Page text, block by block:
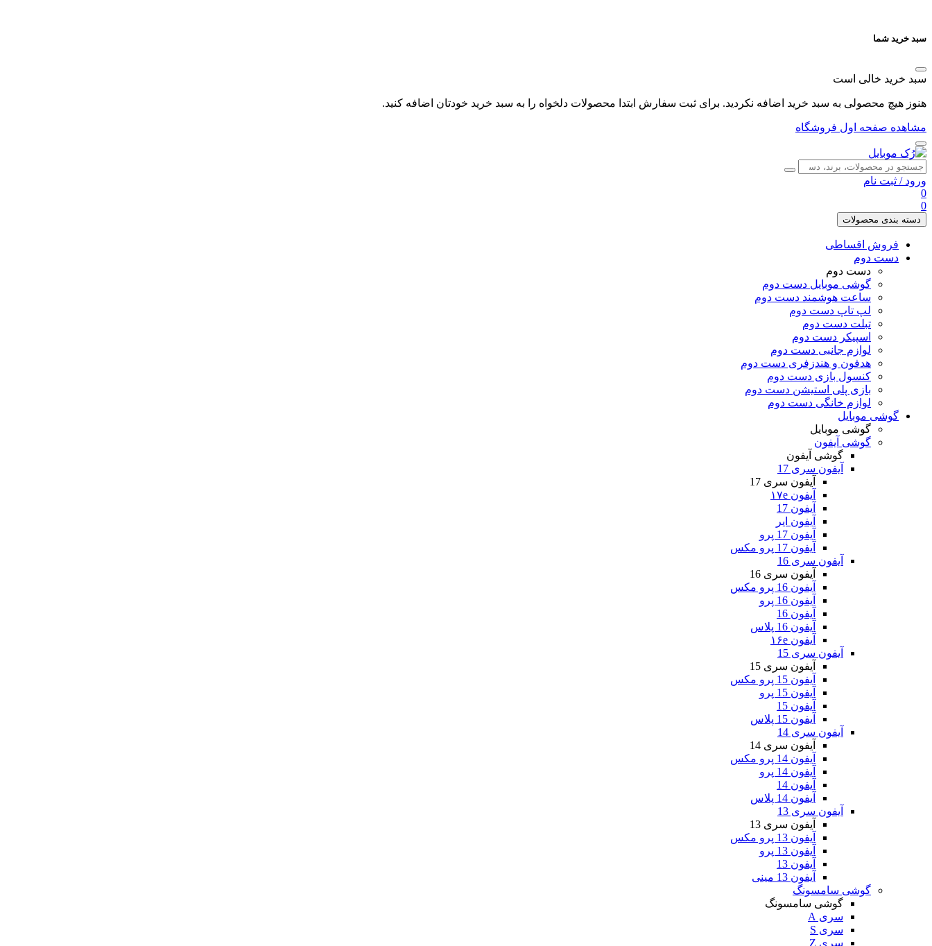
سبد خرید شما
سبد خرید خالی است
هنوز هیچ محصولی به سبد خرید اضافه نکردید. برای ثبت سفارش ابتدا محصولات دلخواه را به سبد خرید خودتان اضافه کنید.
مشاهده صفحه اول فروشگاه
ورود / ثبت نام
0
0
دسته بندی محصولات
فروش اقساطی
دست دوم
دست دوم
گوشی موبایل دست دوم
ساعت هوشمند دست دوم
لپ تاپ دست دوم
تبلت دست دوم
اسپیکر دست دوم
لوازم جانبی دست دوم
هدفون و هندزفری دست دوم
کنسول بازی دست دوم
بازی پلی استیشن دست دوم
لوازم خانگی دست دوم
گوشی موبایل
گوشی موبایل
گوشی آیفون
گوشی آیفون
آیفون سری 17
آیفون سری 17
آیفون ۱۷e
آیفون 17
آیفون ایر
آیفون 17 پرو
آیفون 17 پرو مکس
آیفون سری 16
آیفون سری 16
آیفون 16 پرو مکس
آیفون 16 پرو
آیفون 16
آیفون 16 پلاس
آیفون ۱۶e
آیفون سری 15
آیفون سری 15
آیفون 15 پرو مکس
آیفون 15 پرو
آیفون 15
آیفون 15 پلاس
آیفون سری 14
آیفون سری 14
آیفون 14 پرو مکس
آیفون 14 پرو
آیفون 14
آیفون 14 پلاس
آیفون سری 13
آیفون سری 13
آیفون 13 پرو مکس
آیفون 13 پرو
آیفون 13
آیفون 13 مینی
گوشی سامسونگ
گوشی سامسونگ
سری A
سری S
سری Z